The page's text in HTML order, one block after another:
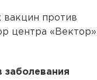
вакцин против
центра «Вектор»
заболевания